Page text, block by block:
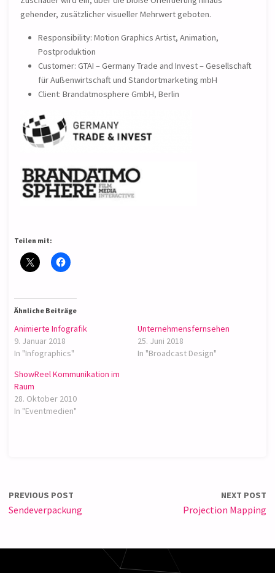
gehender, zusätzlicher visueller Mehrwert geboten.
Responsibility: Motion Graphics Artist, Animation,
Postproduktion
Customer: GTAI – Germany Trade and Invest – Gesellschaft
für Außenwirtschaft und Standortmarketing mbH
Client: Brandatmosphere GmbH, Berlin
Teilen mit:
Ähnliche Beiträge
Animierte Infografik
9. Januar 2018
In "Infographics"
Unternehmensfernsehen
25. Juni 2018
In "Broadcast Design"
ShowReel Kommunikation im
Raum
28. Oktober 2010
In "Eventmedien"
PREVIOUS POST
Sendeverpackung
NEXT POST
Projection Mapping